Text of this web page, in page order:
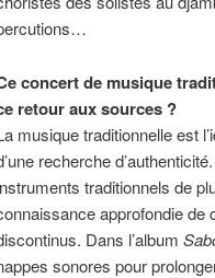
concert de musique
retour aux sources ?
musique traditionnelle est
recherche
traditionnels de
approfondie de
Dans l’album
sonores pour